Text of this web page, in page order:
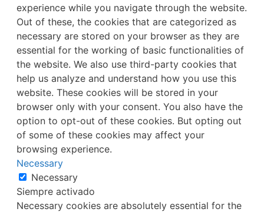
experience while you navigate through the website.
Out of these, the cookies that are categorized as
necessary are stored on your browser as they are
essential for the working of basic functionalities of
the website. We also use third-party cookies that
help us analyze and understand how you use this
website. These cookies will be stored in your
browser only with your consent. You also have the
option to opt-out of these cookies. But opting out
of some of these cookies may affect your
browsing experience.
Necessary
Necessary
Siempre activado
Necessary cookies are absolutely essential for the